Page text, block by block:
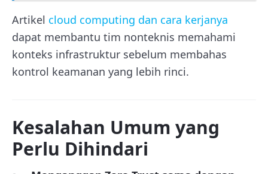
Artikel cloud computing dan cara kerjanya
dapat membantu tim nonteknis memahami
konteks infrastruktur sebelum membahas
kontrol keamanan yang lebih rinci.
Kesalahan Umum yang
Perlu Dihindari